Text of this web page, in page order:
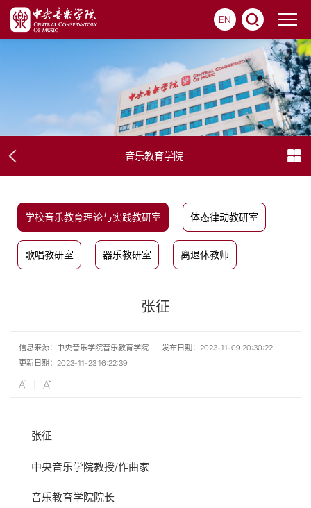
EN
音乐教育学院
学校音乐教育理论与实践教研室 体态律动教研室
歌唱教研室 器乐教研室 离退休教师
张征
信息来源：中央音乐学院音乐教育学院
发布日期：2023-11-09 20:30:22
更新日期：2023-11-23 16:22:39
张征
中央音乐学院教授/作曲家
音乐教育学院院长